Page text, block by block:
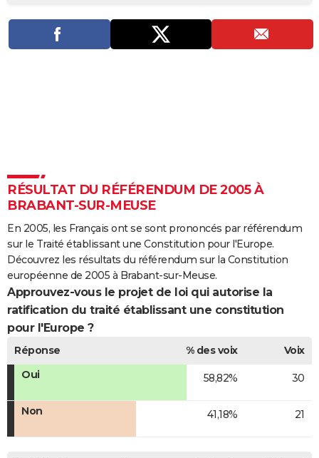
PHOTO
GUIDES D'ACHAT
COPAINS D'AVANT
FORUM
Bricolage
Lifestyle
Culture
Sport
Auto
Television
Voyage
Cinema
RÉSULTAT DU RÉFÉRENDUM DE 2005 À
BRABANT-SUR-MEUSE
En 2005, les Français ont se sont prononcés par référendum
sur le Traité établissant une Constitution pour l'Europe.
Découvrez les résultats du référendum sur la Constitution
européenne de 2005 à Brabant-sur-Meuse.
Approuvez-vous le projet de loi qui autorise la
ratification du traité établissant une constitution
pour l'Europe ?
Réponse % des voix
Voix
Oui
58,82% 30
Non 41,18% 21